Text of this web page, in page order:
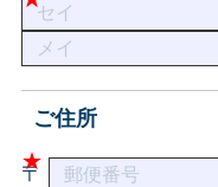
ご住所
〒